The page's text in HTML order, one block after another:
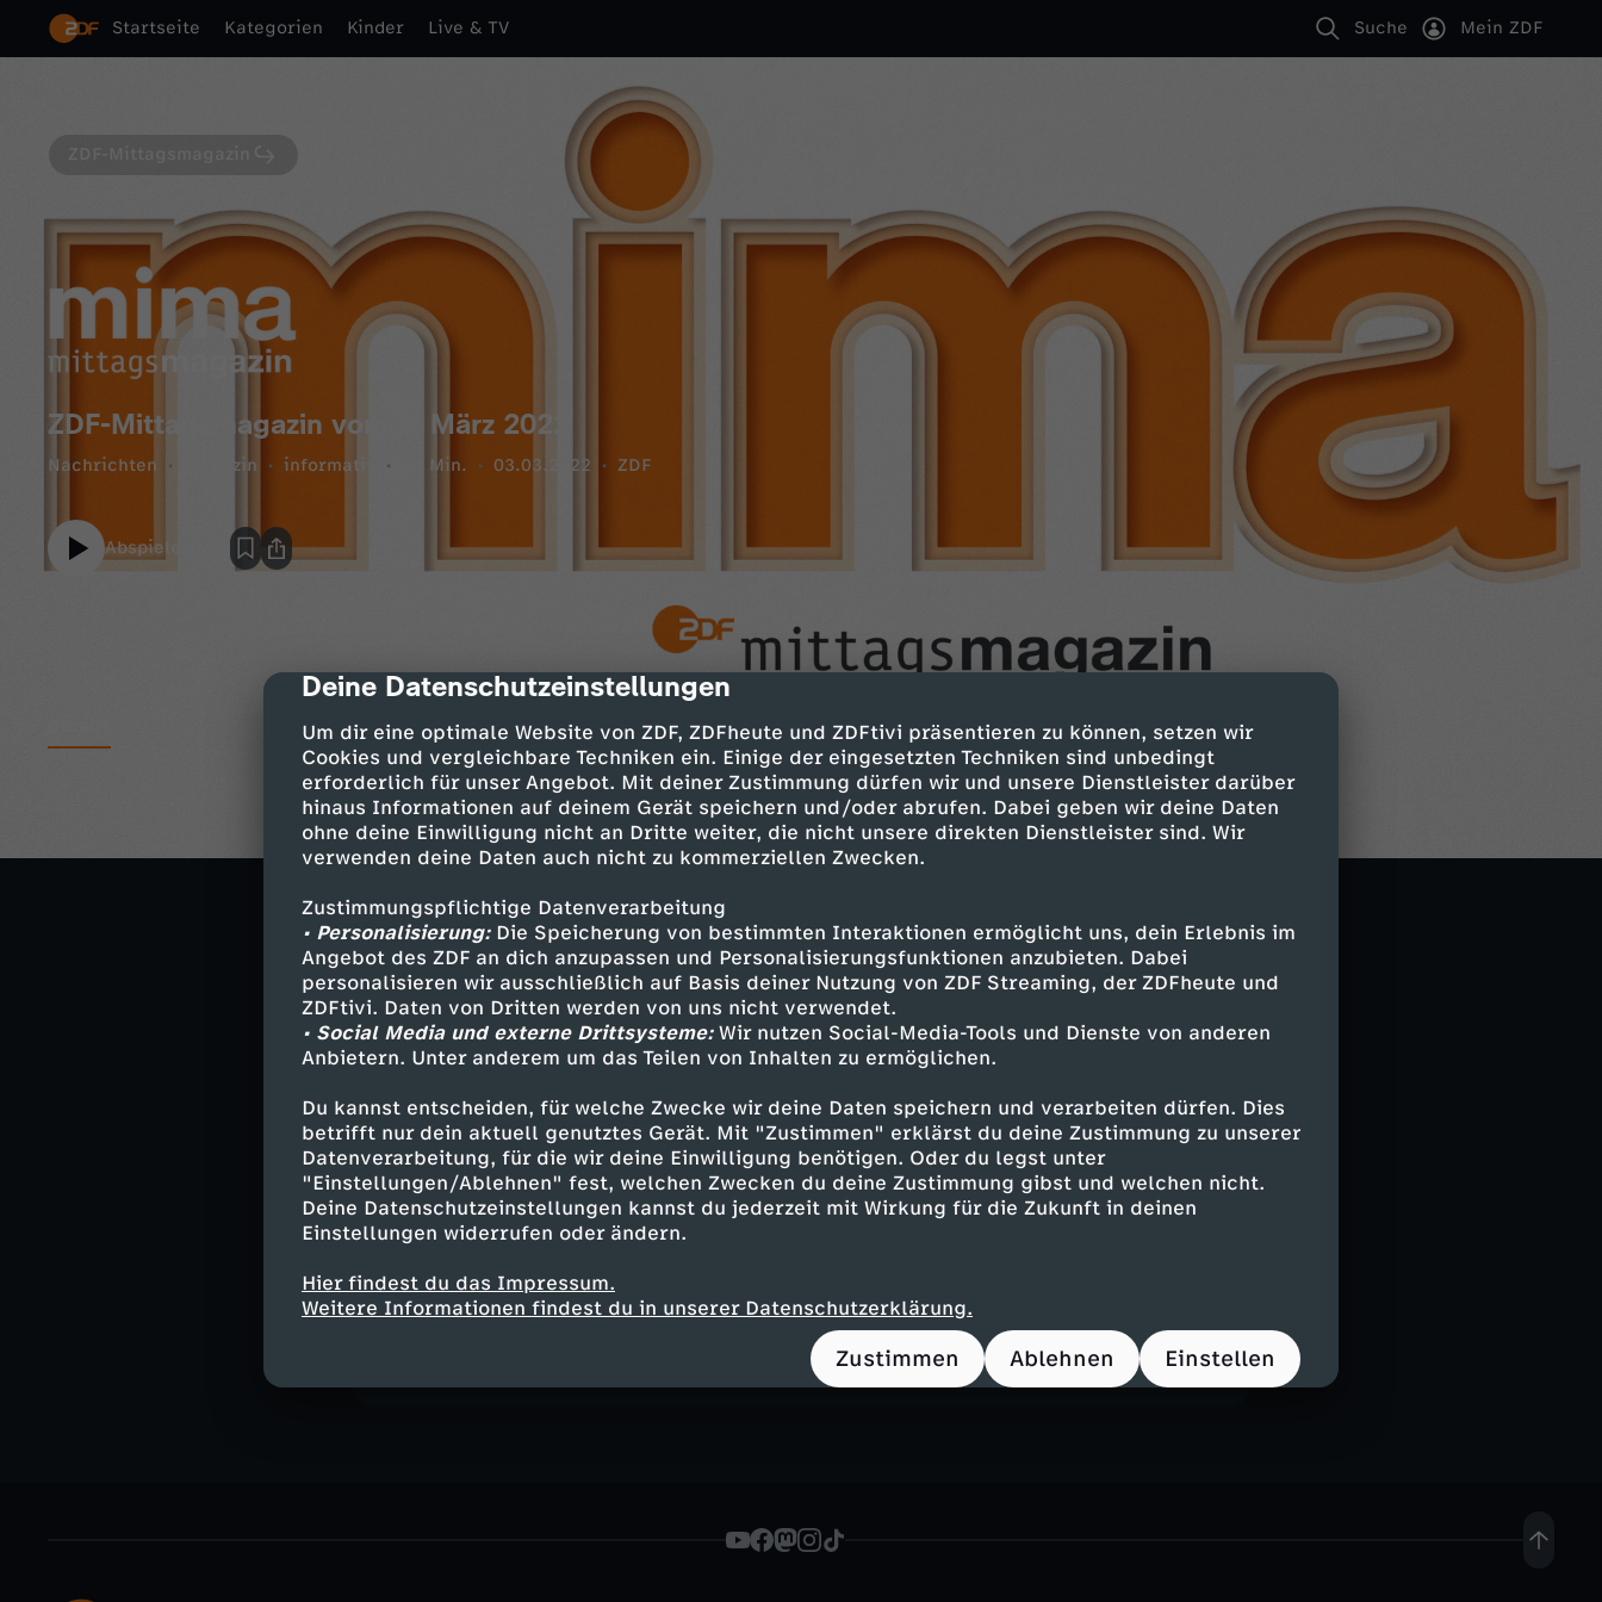
cmp-dialog-description
Deine Datenschutzeinstellungen
Um dir eine optimale Website von ZDF, ZDFheute und ZDFtivi präsentieren zu können, setzen wir
Cookies und vergleichbare Techniken ein. Einige der eingesetzten Techniken sind unbedingt
erforderlich für unser Angebot. Mit deiner Zustimmung dürfen wir und unsere Dienstleister darüber
hinaus Informationen auf deinem Gerät speichern und/oder abrufen. Dabei geben wir deine Daten
ohne deine Einwilligung nicht an Dritte weiter, die nicht unsere direkten Dienstleister sind. Wir
verwenden deine Daten auch nicht zu kommerziellen Zwecken.
Zustimmungspflichtige Datenverarbeitung
• Personalisierung:Die Speicherung von bestimmten Interaktionen ermöglicht uns, dein Erlebnis im
Angebot des ZDF an dich anzupassen und Personalisierungsfunktionen anzubieten. Dabei
personalisieren wir ausschließlich auf Basis deiner Nutzung von ZDF Streaming, der ZDFheute und
ZDFtivi. Daten von Dritten werden von uns nicht verwendet.
• Social Media und externe Drittsysteme:Wir nutzen Social-Media-Tools und Dienste von anderen
Anbietern. Unter anderem um das Teilen von Inhalten zu ermöglichen.
Du kannst entscheiden, für welche Zwecke wir deine Daten speichern und verarbeiten dürfen. Dies
betrifft nur dein aktuell genutztes Gerät. Mit "Zustimmen" erklärst du deine Zustimmung zu unserer
Datenverarbeitung, für die wir deine Einwilligung benötigen. Oder du legst unter
"Einstellungen/Ablehnen" fest, welchen Zwecken du deine Zustimmung gibst und welchen nicht.
Deine Datenschutzeinstellungen kannst du jederzeit mit Wirkung für die Zukunft in deinen
Einstellungen widerrufen oder ändern.
Hier findest du das Impressum.
Weitere Informationen findest du in unserer Datenschutzerklärung.
Zustimmen Ablehnen Einstellen
Startseite Kategorien Kinder Live & TV Suche Mein ZDF
ZDF-Mittagsmagazin vom 3. März 2022
Nachrichten Magazin informativ 54 Min. 03.03.2022 ZDF
Abspielen
Aktuelle Lage in der Ukraine
Ein Land nach einer Woche im Krieg
Geflüchtete aus der Ukraine
Wie Brandenburg hilft
Krieg und Raumfahrt
Wie geht es weiter auf der ISS?
Gespräch: Kristina Lunz, Aktivistin
Über "Feministische Außenpolitik"
Moderation:
Daniel Pontzen
Ähnliche Inhalte entdecken
ZDF-Mittagsmagazin